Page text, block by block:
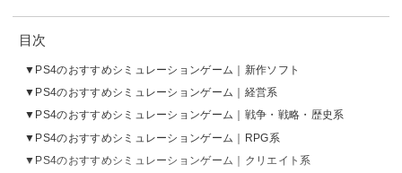
目次
PS4のおすすめシミュレーションゲーム｜新作ソフト
PS4のおすすめシミュレーションゲーム｜経営系
PS4のおすすめシミュレーションゲーム｜戦争・戦略・歴史系
PS4のおすすめシミュレーションゲーム｜RPG系
PS4のおすすめシミュレーションゲーム｜クリエイト系